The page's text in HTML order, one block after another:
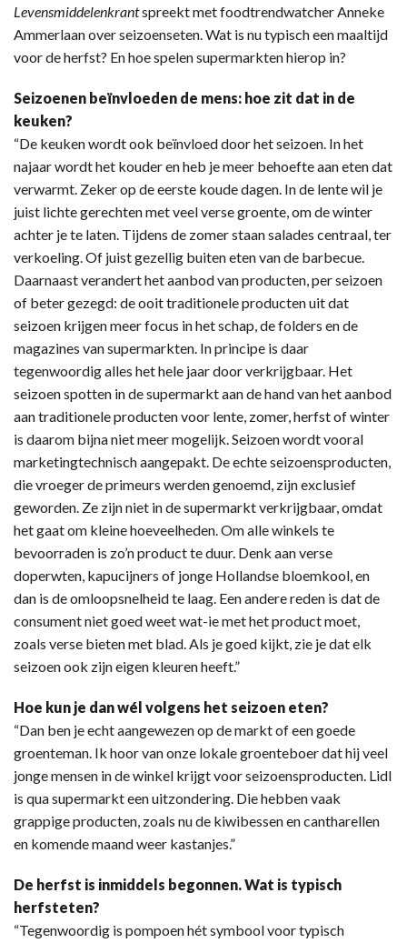
Levensmiddelenkrantspreekt met foodtrendwatcher Anneke
Ammerlaan over seizoenseten. Wat is nu typisch een maaltijd
voor de herfst? En hoe spelen supermarkten hierop in?
Seizoenen beïnvloeden de mens: hoe zit dat in de
keuken?
“De keuken wordt ook beïnvloed door het seizoen. In het
najaar wordt het kouder en heb je meer behoefte aan eten dat
verwarmt. Zeker op de eerste koude dagen. In de lente wil je
juist lichte gerechten met veel verse groente, om de winter
achter je te laten. Tijdens de zomer staan salades centraal, ter
verkoeling. Of juist gezellig buiten eten van de barbecue.
Daarnaast verandert het aanbod van producten, per seizoen
of beter gezegd: de ooit traditionele producten uit dat
seizoen krijgen meer focus in het schap, de folders en de
magazines van supermarkten. In principe is daar
tegenwoordig alles het hele jaar door verkrijgbaar. Het
seizoen spotten in de supermarkt aan de hand van het aanbod
aan traditionele producten voor lente, zomer, herfst of winter
is daarom bijna niet meer mogelijk. Seizoen wordt vooral
marketingtechnisch aangepakt. De echte seizoensproducten,
die vroeger de primeurs werden genoemd, zijn exclusief
geworden. Ze zijn niet in de supermarkt verkrijgbaar, omdat
het gaat om kleine hoeveelheden. Om alle winkels te
bevoorraden is zo’n product te duur. Denk aan verse
doperwten, kapucijners of jonge Hollandse bloemkool, en
dan is de omloopsnelheid te laag. Een andere reden is dat de
consument niet goed weet wat-ie met het product moet,
zoals verse bieten met blad. Als je goed kijkt, zie je dat elk
seizoen ook zijn eigen kleuren heeft.”
Hoe kun je dan wél volgens het seizoen eten?
“Dan ben je echt aangewezen op de markt of een goede
groenteman. Ik hoor van onze lokale groenteboer dat hij veel
jonge mensen in de winkel krijgt voor seizoensproducten. Lidl
is qua supermarkt een uitzondering. Die hebben vaak
grappige producten, zoals nu de kiwibessen en cantharellen
en komende maand weer kastanjes.”
De herfst is inmiddels begonnen. Wat is typisch
herfsteten?
“Tegenwoordig is pompoen hét symbool voor typisch